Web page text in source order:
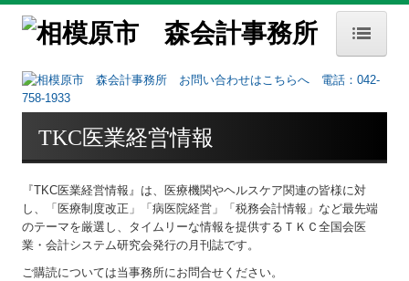
HOME
事務所案内
事務所概要
経営理念
交通案内
TKC医業経営情報
『TKC医業経営情報』は、医療機関やヘルスケア関連の皆様に対
し、「医療制度改正」「病医院経営」「税務会計情報」など最先端
のテーマを厳選し、タイムリーな情報を提供するＴＫＣ全国会医
業・会計システム研究会発行の月刊誌です。
ご購読については当事務所にお問合せください。